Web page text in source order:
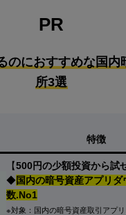
PR
のにおすすめな国内
所3選
特徴
【500円の少額投資から試
◆国内の暗号資産アプリダ
数.No1
※対象：国内の暗号資産取引アプリ